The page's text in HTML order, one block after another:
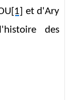
[1] et d'Ary
des